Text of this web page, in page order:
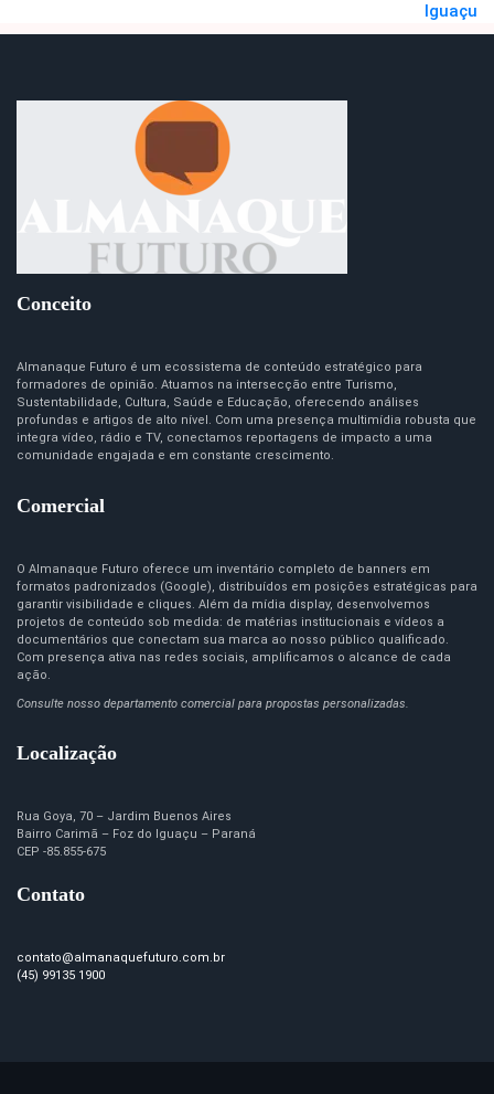
Iguaçu
Conceito
Almanaque Futuro é um ecossistema de conteúdo estratégico para
formadores de opinião. Atuamos na intersecção entre Turismo,
Sustentabilidade, Cultura, Saúde e Educação, oferecendo análises
profundas e artigos de alto nível. Com uma presença multimídia robusta que
integra vídeo, rádio e TV, conectamos reportagens de impacto a uma
comunidade engajada e em constante crescimento.
Comercial
O Almanaque Futuro oferece um inventário completo de banners em
formatos padronizados (Google), distribuídos em posições estratégicas para
garantir visibilidade e cliques. Além da mídia display, desenvolvemos
projetos de conteúdo sob medida: de matérias institucionais e vídeos a
documentários que conectam sua marca ao nosso público qualificado.
Com presença ativa nas redes sociais, amplificamos o alcance de cada
ação.
Consulte nosso departamento comercial para propostas personalizadas.
Localização
Rua Goya, 70 – Jardim Buenos Aires
Bairro Carimã – Foz do Iguaçu – Paraná
CEP -85.855-675
Contato
contato@almanaquefuturo.com.br
(45) 99135 1900